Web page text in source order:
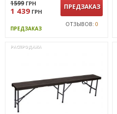
1599 ГРН
1 439 ГРН
ПРЕДЗАКАЗ
ПРЕДЗАКАЗ
ОТЗЫВОВ: 0
РАСПРОДАЖА